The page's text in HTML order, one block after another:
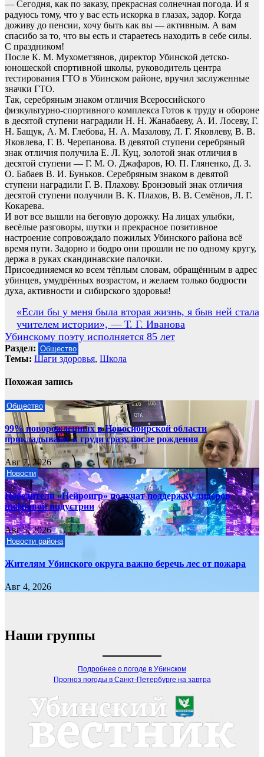
— Сегодня, как по заказу, прекрасная солнечная погода. И я
радуюсь тому, что у вас есть искорка в глазах, задор. Когда
доживу до пенсии, хочу быть как вы — активным. А вам
спасибо за то, что вы есть и стараетесь находить в себе силы.
С праздником!
После К. М. Мухометзянов, директор Убинской детско-
юношеской спортивной школы, руководитель центра
тестирования ГТО в Убинском районе, вручил заслуженные
значки ГТО.
Так, серебряным знаком отличия Всероссийского
физкультурно-спортивного комплекса Готов к труду и обороне
в десятой ступени наградили Н. Н. Жанабаеву, А. И. Лосеву, Г.
Н. Бащук, А. М. Глебова, Н. А. Мазалову, Л. Г. Яковлеву, В. В.
Яковлева, Г. В. Черепанова. В девятой ступени серебряный
знак отличия получила Е. Л. Куц, золотой знак отличия в
десятой ступени — Г. М. О. Джафаров, Ю. П. Гляненко, Д. З.
О. Бабаев В. И. Буньков. Серебряным знаком в девятой
ступени наградили Г. В. Плахову. Бронзовый знак отличия
десятой ступени получили В. К. Плахов, В. В. Семёнов, Л. Г.
Кокарева.
И вот все вышли на беговую дорожку. На лицах улыбки,
весёлые разговоры, шутки и прекрасное позитивное
настроение сопровождало пожилых Убинского района всё
время пути. Задорно и бодро они прошли не по одному кругу,
держа в руках скандинавские палочки.
Присоединяемся ко всем тёплым словам, обращённым в адрес
убинцев, умудрённых возрастом, и желаем только бодрости
духа, активности и сибирского здоровья!
Навигация
по
записям
«Если бы у меня была вторая жизнь, я быв ней стала
учителем истории», — Т. Г. Иванова
Убинскому поэту исполняется 85 лет
Раздел: Общество
Темы: Шаги здоровья, Школа
Похожая запись
Общество
99% новорожденных в Новосибирской области
прикладывают к груди сразу после рождения
Авг 7, 2026
Новости
Победители «Нейроигр» получат поддержку лидеров
цифровой индустрии
Авг 5, 2026
Новости района
Жителям Убинского округа важно беречь лес от пожара
Авг 4, 2026
Наши группы
Подробнее о погоде в Убинском
Прогноз погоды в Санкт-Петербурге на завтра